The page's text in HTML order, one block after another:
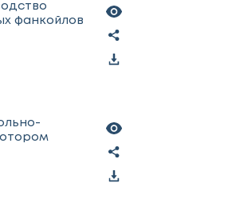
фанкойлов